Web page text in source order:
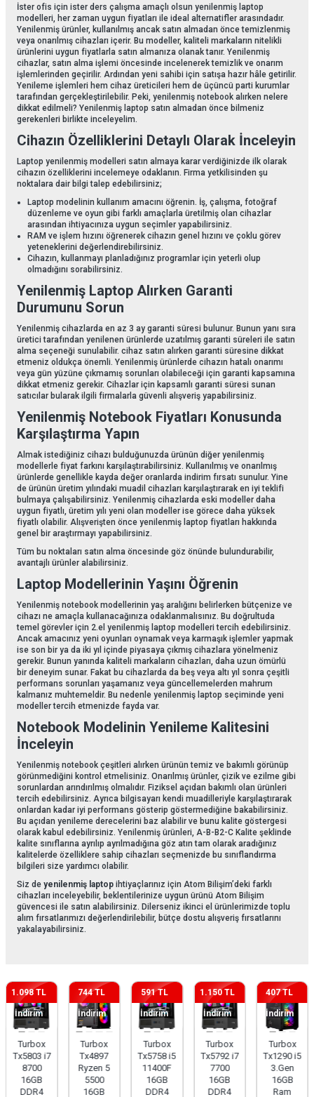
İster ofis için ister ders çalışma amaçlı olsun yenilenmiş laptop
modelleri, her zaman uygun fiyatları ile ideal alternatifler arasındadır.
Yenilenmiş ürünler, kullanılmış ancak satın almadan önce temizlenmiş
veya onarılmış cihazları içerir. Bu modeller, kaliteli markaların nitelikli
ürünlerini uygun fiyatlarla satın almanıza olanak tanır. Yenilenmiş
cihazlar, satın alma işlemi öncesinde incelenerek temizlik ve onarım
işlemlerinden geçirilir. Ardından yeni sahibi için satışa hazır hâle getirilir.
Yenileme işlemleri hem cihaz üreticileri hem de üçüncü parti kurumlar
tarafından gerçekleştirilebilir. Peki, yenilenmiş notebook alırken nelere
dikkat edilmeli? Yenilenmiş laptop satın almadan önce bilmeniz
gerekenleri birlikte inceleyelim.
Cihazın Özelliklerini Detaylı Olarak İnceleyin
Laptop yenilenmiş modelleri satın almaya karar verdiğinizde ilk olarak
cihazın özelliklerini incelemeye odaklanın. Firma yetkilisinden şu
noktalara dair bilgi talep edebilirsiniz;
Laptop modelinin kullanım amacını öğrenin. İş, çalışma, fotoğraf
düzenleme ve oyun gibi farklı amaçlarla üretilmiş olan cihazlar
arasından ihtiyacınıza uygun seçimler yapabilirsiniz.
RAM ve işlem hızını öğrenerek cihazın genel hızını ve çoklu görev
yeteneklerini değerlendirebilirsiniz.
Cihazın, kullanmayı planladığınız programlar için yeterli olup
olmadığını sorabilirsiniz.
Yenilenmiş Laptop Alırken Garanti
Durumunu Sorun
Yenilenmiş cihazlarda en az 3 ay garanti süresi bulunur. Bunun yanı sıra
üretici tarafından yenilenen ürünlerde uzatılmış garanti süreleri ile satın
alma seçeneği sunulabilir. cihaz satın alırken garanti süresine dikkat
etmeniz oldukça önemli. Yenilenmiş ürünlerde cihazın hatalı onarımı
veya gün yüzüne çıkmamış sorunları olabileceği için garanti kapsamına
dikkat etmeniz gerekir. Cihazlar için kapsamlı garanti süresi sunan
satıcılar bularak ilgili firmalarla güvenli alışveriş yapabilirsiniz.
Yenilenmiş Notebook Fiyatları Konusunda
Karşılaştırma Yapın
Almak istediğiniz cihazı bulduğunuzda ürünün diğer yenilenmiş
modellerle fiyat farkını karşılaştırabilirsiniz. Kullanılmış ve onarılmış
ürünlerde genellikle kayda değer oranlarda indirim fırsatı sunulur. Yine
de ürünün üretim yılındaki muadil cihazları karşılaştırarak en iyi teklifi
bulmaya çalışabilirsiniz. Yenilenmiş cihazlarda eski modeller daha
uygun fiyatlı, üretim yılı yeni olan modeller ise görece daha yüksek
fiyatlı olabilir. Alışverişten önce yenilenmiş laptop fiyatları hakkında
genel bir araştırmayı yapabilirsiniz.
Tüm bu noktaları satın alma öncesinde göz önünde bulundurabilir,
avantajlı ürünler alabilirsiniz.
Laptop Modellerinin Yaşını Öğrenin
Yenilenmiş notebook modellerinin yaş aralığını belirlerken bütçenize ve
cihazı ne amaçla kullanacağınıza odaklanmalısınız. Bu doğrultuda
temel görevler için 2.el yenilenmiş laptop modelleri tercih edebilirsiniz.
Ancak amacınız yeni oyunları oynamak veya karmaşık işlemler yapmak
ise son bir ya da iki yıl içinde piyasaya çıkmış cihazlara yönelmeniz
gerekir. Bunun yanında kaliteli markaların cihazları, daha uzun ömürlü
bir deneyim sunar. Fakat bu cihazlarda da beş veya altı yıl sonra çeşitli
performans sorunları yaşamanız veya güncellemelerden mahrum
kalmanız muhtemeldir. Bu nedenle yenilenmiş laptop seçiminde yeni
modeller tercih etmenizde fayda var.
Notebook Modelinin Yenileme Kalitesini
İnceleyin
Yenilenmiş notebook çeşitleri alırken ürünün temiz ve bakımlı görünüp
görünmediğini kontrol etmelisiniz. Onarılmış ürünler, çizik ve ezilme gibi
sorunlardan arındırılmış olmalıdır. Fiziksel açıdan bakımlı olan ürünleri
tercih edebilirsiniz. Ayrıca bilgisayarı kendi muadilleriyle karşılaştırarak
onlardan kadar iyi performans gösterip göstermediğine bakabilirsiniz.
Bu açıdan yenileme derecelerini baz alabilir ve bunu kalite göstergesi
olarak kabul edebilirsiniz. Yenilenmiş ürünleri, A-B-B2-C Kalite şeklinde
kalite sınıflarına ayrılıp ayrılmadığına göz atın tam olarak aradığınız
kalitelerde özelliklere sahip cihazları seçmenizde bu sınıflandırma
bilgileri size yardımcı olabilir.
Siz de yenilenmiş laptop ihtiyaçlarınız için Atom Bilişim’deki farklı
cihazları inceleyebilir, beklentilerinize uygun ürünü Atom Bilişim
güvencesi ile satın alabilirsiniz. Dilerseniz ikinci el ürünlerimizde toplu
alım fırsatlarımızı değerlendirilebilir, bütçe dostu alışveriş fırsatlarını
yakalayabilirsiniz.
1.098 TL
İndirim
Turbox
Tx5803 i7
8700
16GB
DDR4
744 TL
İndirim
Turbox
Tx4897
Ryzen 5
5500
16GB
591 TL
İndirim
Turbox
Tx5758 i5
11400F
16GB
DDR4
1.150 TL
İndirim
Turbox
Tx5792 i7
7700
16GB
DDR4
407 TL
İndirim
Turbox
Tx1290 i5
3.Gen
16GB
Ram